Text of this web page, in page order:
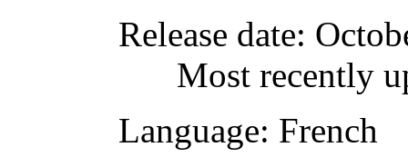
Release date:
Most recently
Language: French